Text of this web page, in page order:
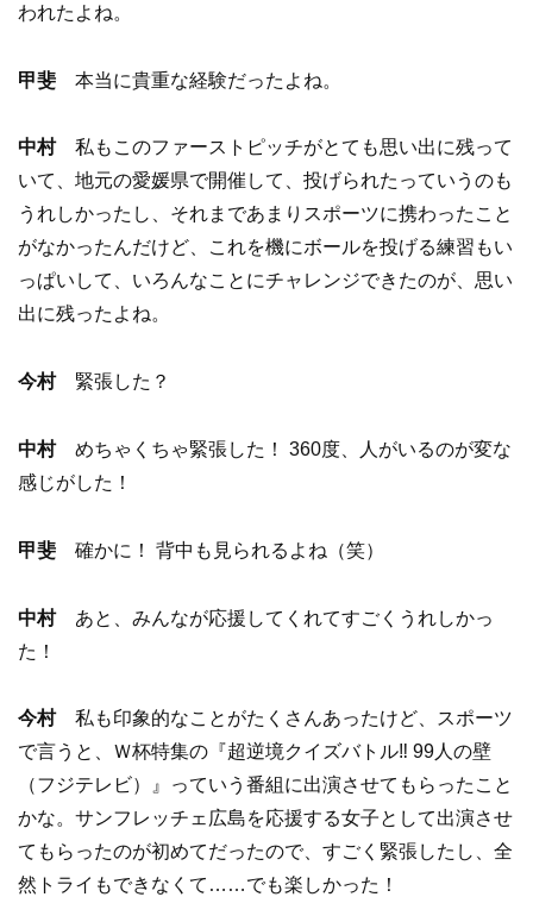
われたよね。
甲斐 本当に貴重な経験だったよね。
中村 私もこのファーストピッチがとても思い出に残って
いて、地元の愛媛県で開催して、投げられたっていうのも
うれしかったし、それまであまりスポーツに携わったこと
がなかったんだけど、これを機にボールを投げる練習もい
っぱいして、いろんなことにチャレンジできたのが、思い
出に残ったよね。
今村 緊張した？
中村 めちゃくちゃ緊張した！ 360度、人がいるのが変な
感じがした！
甲斐 確かに！ 背中も見られるよね（笑）
中村 あと、みんなが応援してくれてすごくうれしかっ
た！
今村 私も印象的なことがたくさんあったけど、スポーツ
で言うと、Ｗ杯特集の『超逆境クイズバトル‼︎ 99人の壁
（フジテレビ）』っていう番組に出演させてもらったこと
かな。サンフレッチェ広島を応援する女子として出演させ
てもらったのが初めてだったので、すごく緊張したし、全
然トライもできなくて……でも楽しかった！